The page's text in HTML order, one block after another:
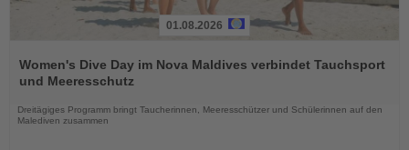
Sie
die
01.08.2026
Women's Dive Day im Nova Maldives verbindet Tauchsport
und Meeresschutz
Dreitägiges Programm bringt Taucherinnen, Meeresschützer und Schülerinnen auf den
Malediven zusammen